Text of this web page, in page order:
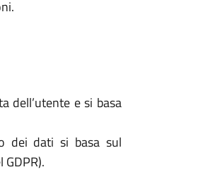
dell’utente e si basa
dei dati si basa sul